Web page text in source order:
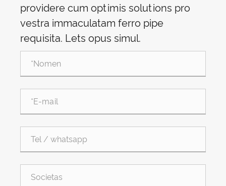
providere cum optimis solutions pro
vestra immaculatam ferro pipe
requisita. Lets opus simul.